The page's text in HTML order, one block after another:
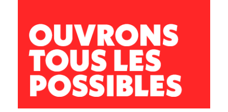
vitrolles@leolagrange.org